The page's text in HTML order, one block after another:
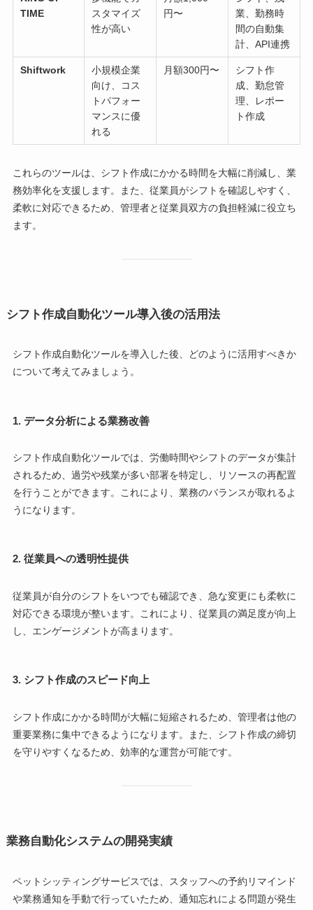
TIME
スタマイズ
性が高い
円〜
業、勤務時
間の自動集
計、API連携
Shiftwork
小規模企業
向け、コス
トパフォー
マンスに優
れる
月額300円〜
シフト作
成、勤怠管
理、レポー
ト作成
これらのツールは、シフト作成にかかる時間を大幅に削減し、業
務効率化を支援します。また、従業員がシフトを確認しやすく、
柔軟に対応できるため、管理者と従業員双方の負担軽減に役立ち
ます。
シフト作成自動化ツール導入後の活用法
シフト作成自動化ツールを導入した後、どのように活用すべきか
について考えてみましょう。
1. データ分析による業務改善
シフト作成自動化ツールでは、労働時間やシフトのデータが集計
されるため、過労や残業が多い部署を特定し、リソースの再配置
を行うことができます。これにより、業務のバランスが取れるよ
うになります。
2. 従業員への透明性提供
従業員が自分のシフトをいつでも確認でき、急な変更にも柔軟に
対応できる環境が整います。これにより、従業員の満足度が向上
し、エンゲージメントが高まります。
3. シフト作成のスピード向上
シフト作成にかかる時間が大幅に短縮されるため、管理者は他の
重要業務に集中できるようになります。また、シフト作成の締切
を守りやすくなるため、効率的な運営が可能です。
業務自動化システムの開発実績
ペットシッティングサービスでは、スタッフへの予約リマインド
や業務通知を手動で行っていたため、通知忘れによる問題が発生